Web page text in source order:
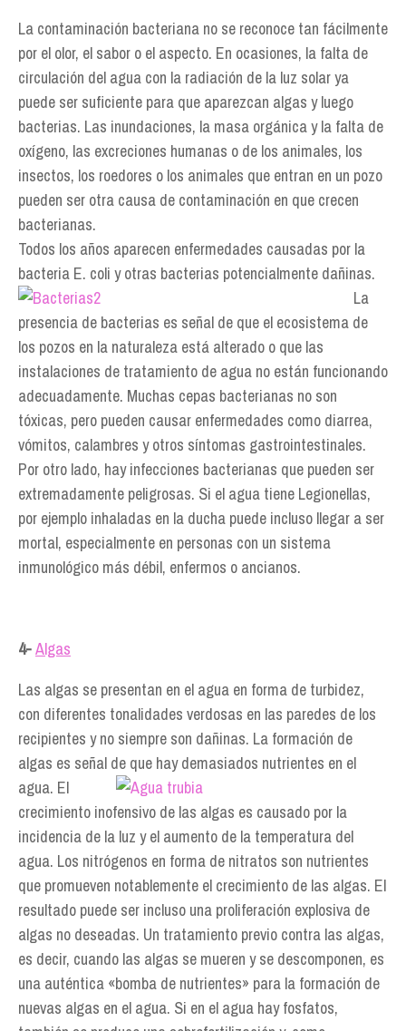
La contaminación bacteriana no se reconoce tan fácilmente
por el olor, el sabor o el aspecto. En ocasiones, la falta de
circulación del agua con la radiación de la luz solar ya
puede ser suficiente para que aparezcan algas y luego
bacterias. Las inundaciones, la masa orgánica y la falta de
oxígeno, las excreciones humanas o de los animales, los
insectos, los roedores o los animales que entran en un pozo
pueden ser otra causa de contaminación en que crecen
bacterianas.
Todos los años aparecen enfermedades causadas por la
bacteria E. coli y otras bacterias potencialmente dañinas.
La
presencia de bacterias es señal de que el ecosistema de
los pozos en la naturaleza está alterado o que las
instalaciones de tratamiento de agua no están funcionando
adecuadamente. Muchas cepas bacterianas no son
tóxicas, pero pueden causar enfermedades como diarrea,
vómitos, calambres y otros síntomas gastrointestinales.
Por otro lado, hay infecciones bacterianas que pueden ser
extremadamente peligrosas. Si el agua tiene Legionellas,
por ejemplo inhaladas en la ducha puede incluso llegar a ser
mortal, especialmente en personas con un sistema
inmunológico más débil, enfermos o ancianos.
4-Algas
Las algas se presentan en el agua en forma de turbidez,
con diferentes tonalidades verdosas en las paredes de los
recipientes y no siempre son dañinas. La formación de
algas es señal de que haydemasiados nutrientes en el
agua. El
crecimiento inofensivo de las algas es causado por la
incidencia de la luz y el aumento de la temperatura del
agua. Los nitrógenos en forma de nitratos son nutrientes
que promueven notablemente el crecimiento de las algas. El
resultado puede ser incluso una proliferación explosiva de
algas no deseadas. Un tratamiento previo contra las algas,
es decir, cuando las algas se mueren y se descomponen, es
una auténtica «bomba de nutrientes» para la formación de
nuevas algas en el agua. Si en el agua hay fosfatos,